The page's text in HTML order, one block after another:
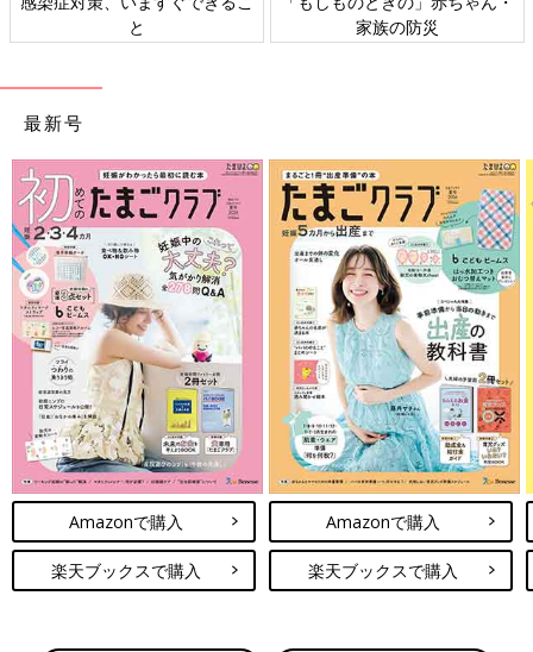
おくるみとしてだけでなく
ケープにしたり、ブランケットと
北欧らしいかわいい柄と子どもらしいカラフルな色づかいで、お
イソン」コラボ。ベビーアイテムでは、ほかにも80〜100サイズ
の半袖のワンピースが登場しています。お出かけができなくて
悶々とした日々が続きますが、オンラインショップなどをチェッ
クして少しでも楽しくおうち時間
をすごしましょうね。（撮影／
文・清川優美）
※店舗によって在庫が異なる場合があります。
※記事の内容は記載当時の情報であり、現在と異なる場合があり
ます。
【GU】値段もデザインも超優秀。1,490
円ワンピ着用レポ！妊婦・産後もOK
【GU】値段もデザインも超優秀。1,490円ワン
ピ着用レポ！妊婦・産後もOK あたたかい日が
増えて、少しずつ春の装いへ衣替えする季節に
なってきました。 今回はインスタで「安くてか
わいい！」と話題沸騰中の『GU』のワンピー
スをクローズアップ。お得なお値段もさること
と
家族の防災
最新号
Amazonで購入
楽天ブックスで購入
Amazonで購入
楽天ブックスで購入